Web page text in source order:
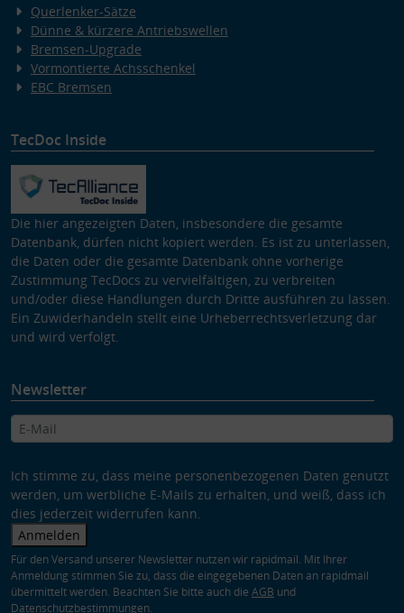
Querlenker-Sätze
Dünne & kürzere Antriebswellen
Bremsen-Upgrade
Vormontierte Achsschenkel
EBC Bremsen
TecDoc Inside
Die hier angezeigten Daten, insbesondere die gesamte
Datenbank, dürfen nicht kopiert werden. Es ist zu unterlassen,
die Daten oder die gesamte Datenbank ohne vorherige
Zustimmung TecDocs zu vervielfältigen, zu verbreiten
und/oder diese Handlungen durch Dritte ausführen zu lassen.
Ein Zuwiderhandeln stellt eine Urheberrechtsverletzung dar
und wird verfolgt.
Newsletter
Ich stimme zu, dass meine personenbezogenen Daten genutzt
werden, um werbliche E-Mails zu erhalten, und weiß, dass ich
dies jederzeit widerrufen kann.
Anmelden
Für den Versand unserer Newsletter nutzen wir rapidmail. Mit Ihrer
Anmeldung stimmen Sie zu, dass die eingegebenen Daten an rapidmail
übermittelt werden. Beachten Sie bitte auch die AGB und
Datenschutzbestimmungen.